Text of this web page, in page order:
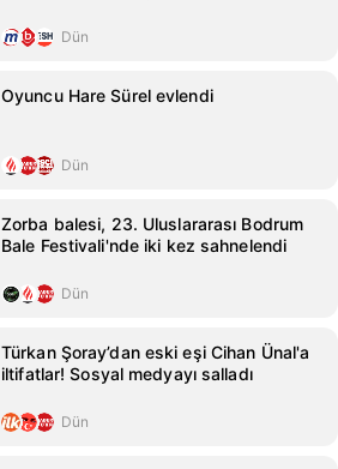
Dün
Oyuncu Hare Sürel evlendi
Dün
Zorba balesi, 23. Uluslararası Bodrum
Bale Festivali'nde iki kez sahnelendi
Dün
Türkan Şoray’dan eski eşi Cihan Ünal'a
iltifatlar! Sosyal medyayı salladı
Dün